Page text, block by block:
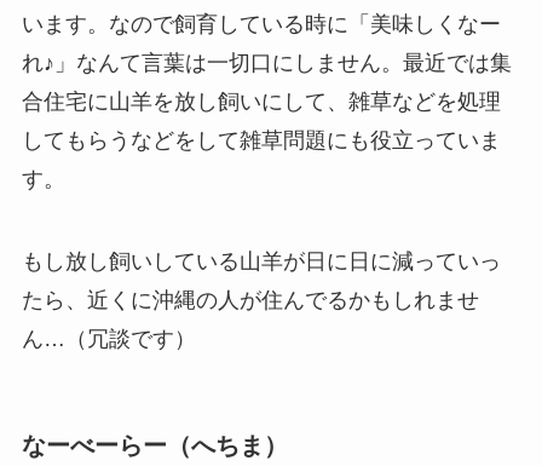
います。なので飼育している時に「美味しくなー
れ♪」なんて言葉は一切口にしません。最近では集
合住宅に山羊を放し飼いにして、雑草などを処理
してもらうなどをして雑草問題にも役立っていま
す。
もし放し飼いしている山羊が日に日に減っていっ
たら、近くに沖縄の人が住んでるかもしれませ
ん…（冗談です）
なーべーらー（へちま）